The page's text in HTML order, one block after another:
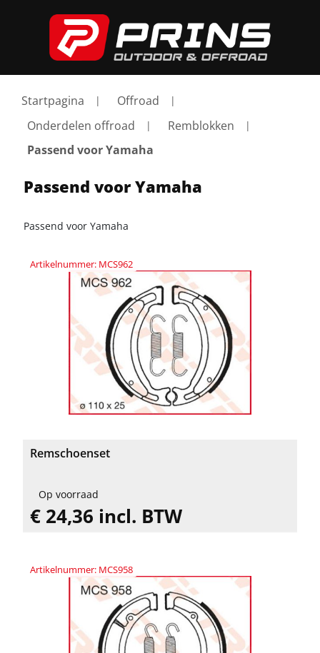
Startpagina
Offroad
Onderdelen offroad
Remblokken
Passend voor Yamaha
Passend voor Yamaha
Passend voor Yamaha
Artikelnummer: MCS962
Remschoenset
Op voorraad
€ 24,36 incl. BTW
Artikelnummer: MCS958